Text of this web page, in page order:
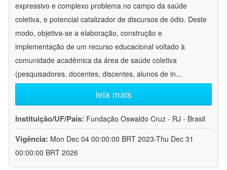
expressivo e complexo problema no campo da saúde
coletiva, e potencial catalizador de discursos de ódio. Deste
modo, objetiva-se a elaboração, construção e
implementação de um recurso educacional voltado à
comunidade acadêmica da área de saúde coletiva
(pesquisadores, docentes, discentes, alunos de in...
leia mais
Instituição/UF/País: Fundação Oswaldo Cruz - RJ - Brasil
Vigência: Mon Dec 04 00:00:00 BRT 2023-Thu Dec 31
00:00:00 BRT 2026